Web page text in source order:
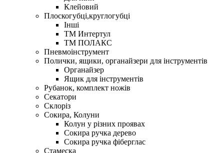
Клейовий
Плоскогубці,круглогубці
Інші
ТМ Интертул
ТМ ПОЛАКС
Пневмоінструмент
Полички, ящики, органайзери для інструментів
Органайзер
Ящик для інструментів
Рубанок, комплект ножів
Секатори
Склоріз
Сокира, Колуни
Колун у різних проявах
Сокира ручка дерево
Сокира ручка фіберглас
Стамеска